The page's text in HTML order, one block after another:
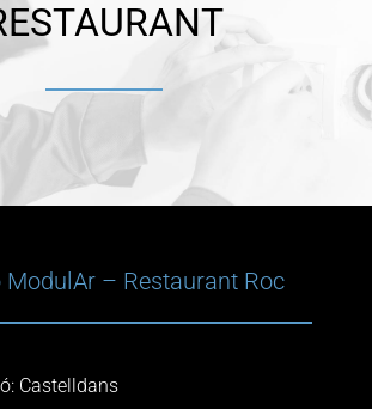
Contacte
– Restaurant Roc
Castelldans